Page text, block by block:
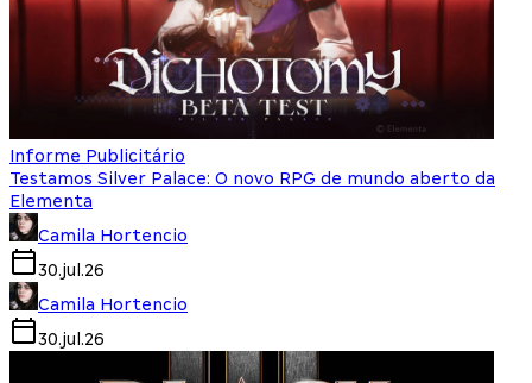
Informe Publicitário
Testamos Silver Palace: O novo RPG de mundo aberto da
Elementa
Camila Hortencio
30.jul.26
Camila Hortencio
30.jul.26